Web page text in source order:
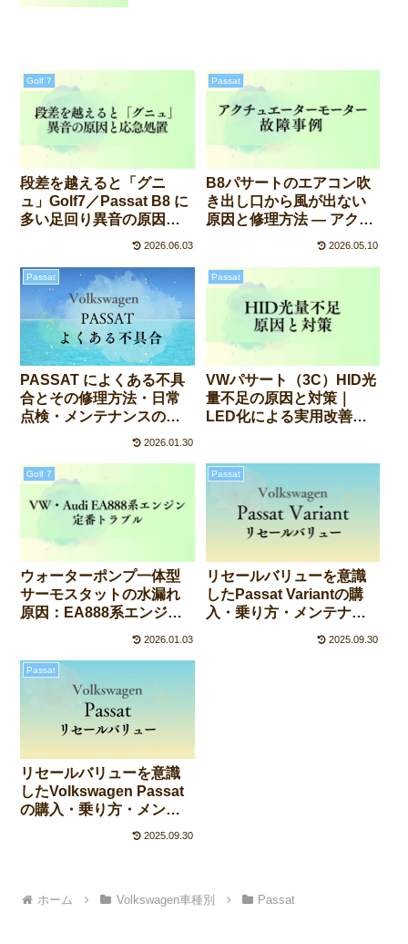
Golf 7
段差を越えると「グニ
ュ」Golf7／Passat B8 に
多い足回り異音の原因と
対策｜ロアアームブッシ
2026.06.03
Passat
B8パサートのエアコン吹
き出し口から風が出ない
原因と修理方法 ― アクチ
ュエーターモーターの故
2026.05.10
Passat
PASSAT によくある不具
合とその修理方法・日常
点検・メンテナンスのポ
2026.01.30
Passat
VWパサート（3C）HID光
量不足の原因と対策｜
LED化による実用改善と
Golf 7
ウォーターポンプ一体型
サーモスタットの水漏れ
原因：EA888系エンジン
2026.01.03
Passat
リセールバリューを意識
したPassat Variantの購
入・乗り方・メンテナン
2025.09.30
Passat
リセールバリューを意識
したVolkswagen Passat
の購入・乗り方・メンテ
2025.09.30
ホーム Volkswagen車種別 Passat